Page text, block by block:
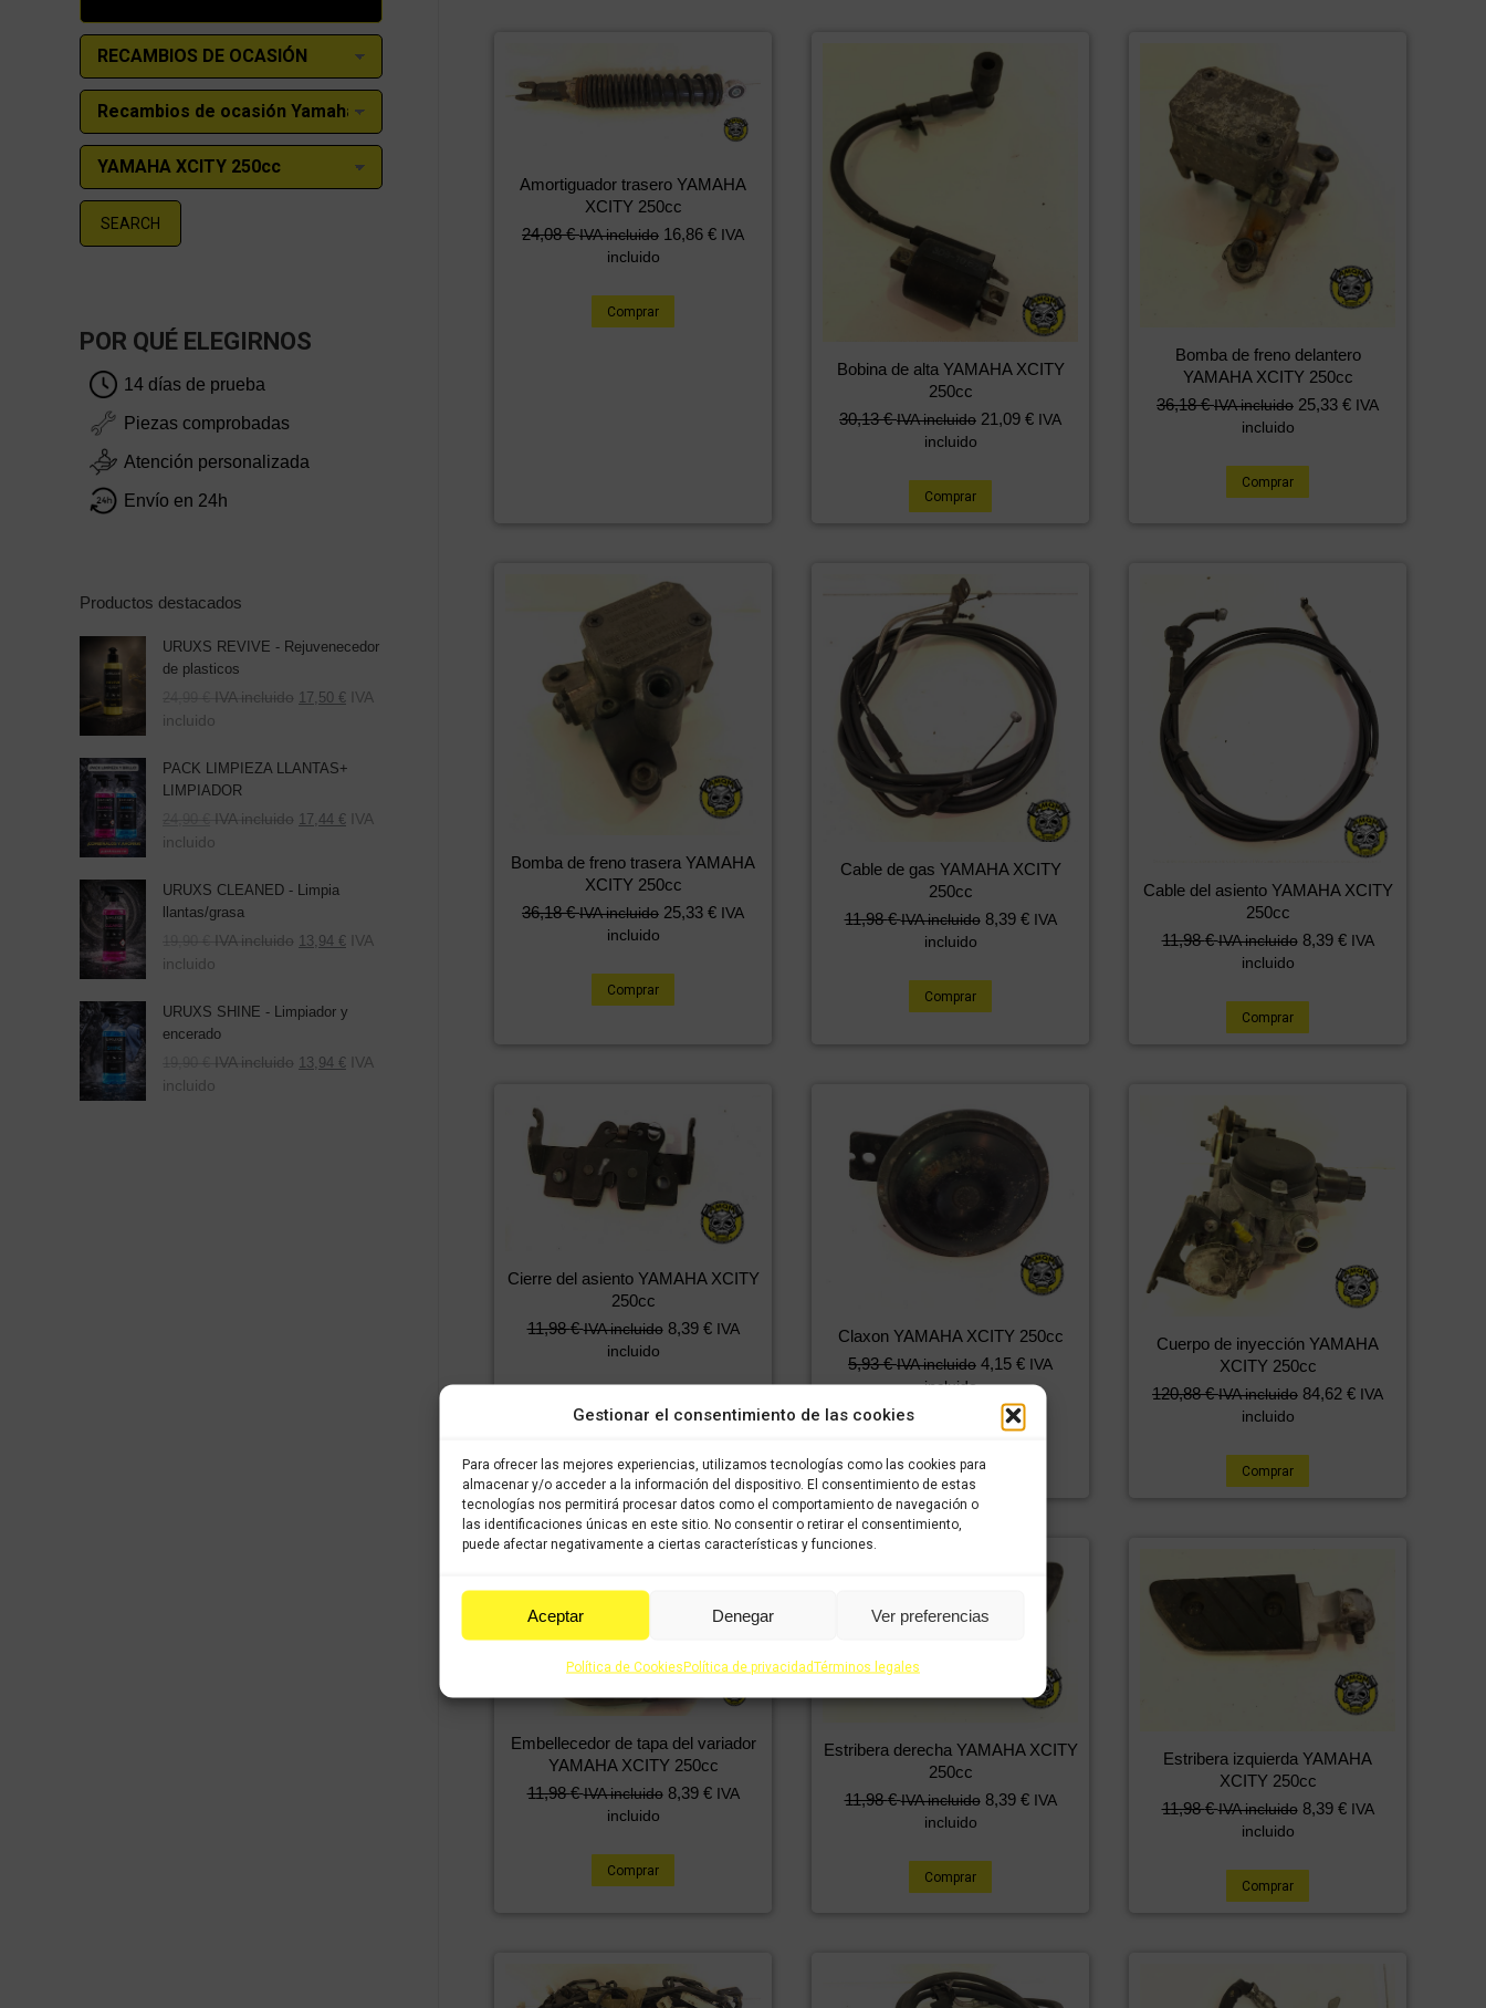
Gestionar el consentimiento de las cookies
Para ofrecer las mejores experiencias, utilizamos tecnologías como las cookies para
almacenar y/o acceder a la información del dispositivo. El consentimiento de estas
tecnologías nos permitirá procesar datos como el comportamiento de navegación o
las identificaciones únicas en este sitio. No consentir o retirar el consentimiento,
puede afectar negativamente a ciertas características y funciones.
Aceptar Denegar Ver preferencias
Política de CookiesPolítica de privacidadTérminos legales
Amortiguador trasero YAMAHA
XCITY 250cc
24,08€ IVA incluido 16,86 € IVA
incluido
Comprar
Bobina de alta YAMAHA XCITY
250cc
30,13€ IVA incluido 21,09 € IVA
incluido
Comprar
Bomba de freno delantero
YAMAHA XCITY 250cc
36,18€ IVA incluido 25,33 € IVA
incluido
Comprar
Bomba de freno trasera YAMAHA
XCITY 250cc
36,18€ IVA incluido 25,33 € IVA
incluido
Comprar
Cable de gas YAMAHA XCITY
250cc
11,98€ IVA incluido 8,39 € IVA
incluido
Comprar
Cable del asiento YAMAHA XCITY
250cc
11,98€ IVA incluido 8,39 € IVA
incluido
Comprar
Cierre del asiento YAMAHA XCITY
250cc
11,98€ IVA incluido 8,39 € IVA
incluido
Comprar
Claxon YAMAHA XCITY 250cc
5,93€ IVA incluido 4,15 € IVA
incluido
Cuerpo de inyección YAMAHA
XCITY 250cc
120,88€ IVA incluido 84,62 € IVA
incluido
Comprar
Embellecedor de tapa del variador
YAMAHA XCITY 250cc
11,98€ IVA incluido 8,39 € IVA
incluido
Comprar
Estribera derecha YAMAHA XCITY
250cc
11,98€ IVA incluido 8,39 € IVA
incluido
Comprar
Estribera izquierda YAMAHA
XCITY 250cc
11,98€ IVA incluido 8,39 € IVA
incluido
Comprar
SEARCH
POR QUÉ ELEGIRNOS
14 días de prueba
Piezas comprobadas
Atención personalizada
Envío en 24h
Productos destacados
URUXS REVIVE - Rejuvenecedor
de plasticos
24,99 € IVA incluido 17,50 € IVA
incluido
PACK LIMPIEZA LLANTAS+
LIMPIADOR
El
precio
era:
39,80 €.
24,90 € El
precio
es:
24,90 €.
IVA incluido 17,44 € IVA
incluido
URUXS CLEANED - Limpia
llantas/grasa
19,90 € IVA incluido 13,94 € IVA
incluido
URUXS SHINE - Limpiador y
encerado
19,90 € IVA incluido 13,94 € IVA
incluido